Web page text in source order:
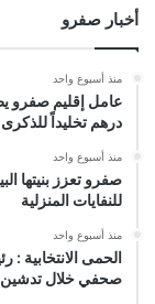
أخبار صفرو
منذ أسبوع واحد
درهم تخليداً
منذ أسبوع واحد
صفرو تعزز بنيتها
للنفايات المنزلية
منذ أسبوع واحد
الحمى الانتخابية
صحفي خلال